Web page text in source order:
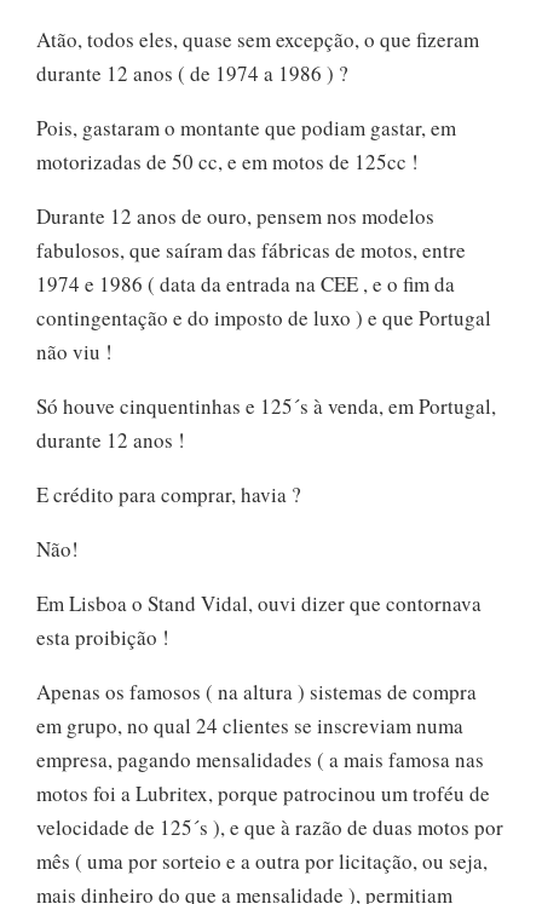
Atão, todos eles, quase sem excepção, o que fizeram
durante 12 anos ( de 1974 a 1986 ) ?
Pois, gastaram o montante que podiam gastar, em
motorizadas de 50 cc, e em motos de 125cc !
Durante 12 anos de ouro, pensem nos modelos
fabulosos, que saíram das fábricas de motos, entre
1974 e 1986 ( data da entrada na CEE , e o fim da
contingentação e do imposto de luxo ) e que Portugal
não viu !
Só houve cinquentinhas e 125´s à venda, em Portugal,
durante 12 anos !
E crédito para comprar, havia ?
Não!
Em Lisboa o Stand Vidal, ouvi dizer que contornava
esta proibição !
Apenas os famosos ( na altura ) sistemas de compra
em grupo, no qual 24 clientes se inscreviam numa
empresa, pagando mensalidades ( a mais famosa nas
motos foi a Lubritex, porque patrocinou um troféu de
velocidade de 125´s ), e que à razão de duas motos por
mês ( uma por sorteio e a outra por licitação, ou seja,
mais dinheiro do que a mensalidade ), permitiam